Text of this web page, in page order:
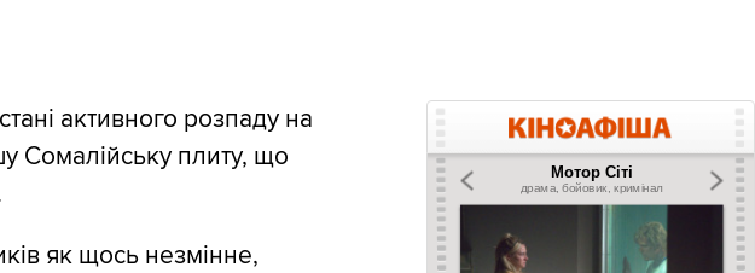
активного розпаду на
Сомалійську плиту, що
як щось незмінне,